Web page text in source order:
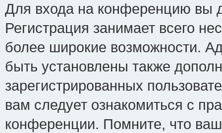
Для входа на конференцию вы
Регистрация занимает всего
более широкие возможности.
быть установлены также
зарегистрированных
вам следует ознакомиться с
конференции. Помните, что